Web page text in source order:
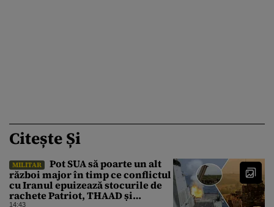
Citește Și
MILITAR
Pot SUA să poarte un alt
război major în timp ce conflictul
cu Iranul epuizează stocurile de
rachete Patriot, THAAD și
14:43